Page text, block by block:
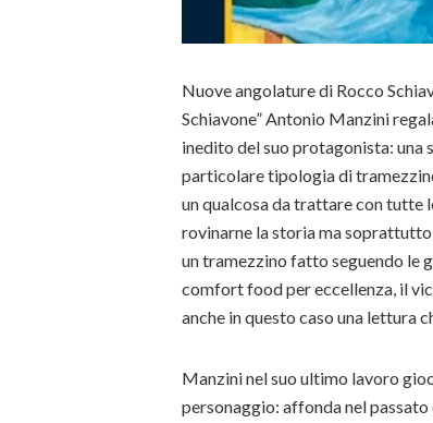
Nuove angolature di Rocco
Schiavone” Antonio Manzini
inedito del suo protagonista: una
particolare tipologia di
un qualcosa da trattare con tutte
rovinarne la storia ma
un tramezzino fatto seguendo le
comfort food per eccellenza, il
anche in questo caso una lettura
Manzini nel suo ultimo lavoro
personaggio: affonda nel